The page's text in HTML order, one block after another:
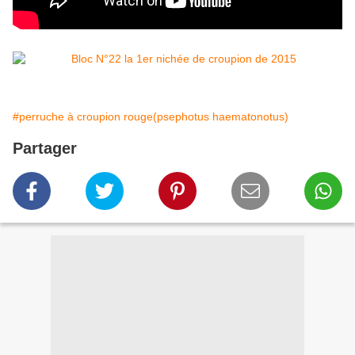
#perruche à croupion rouge(psephotus haematonotus)
Partager